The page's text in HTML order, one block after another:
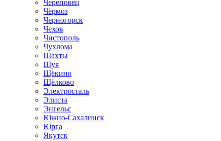
Череповец
Чёрмоз
Черногорск
Чехов
Чистополь
Чухлома
Шахты
Шуя
Щёкино
Щёлково
Электросталь
Элиста
Энгельс
Южно-Сахалинск
Юрга
Якутск